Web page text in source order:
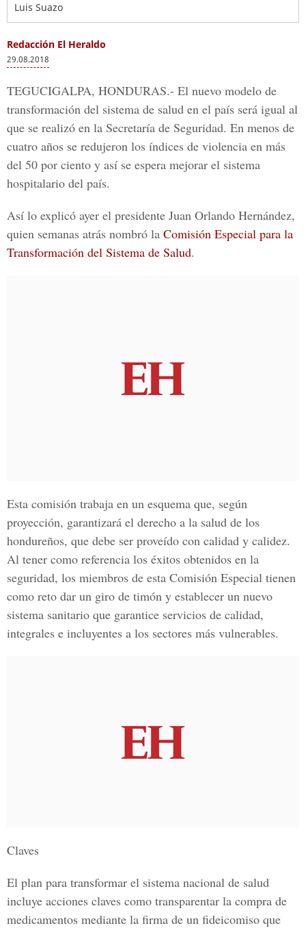
Luis Suazo
Redacción El Heraldo
29.08.2018
TEGUCIGALPA, HONDURAS.- El nuevo modelo de
transformación del sistema de salud en el país será igual al
que se realizó en la Secretaría de Seguridad. En menos de
cuatro años se redujeron los índices de violencia en más
del 50 por ciento y así se espera mejorar el sistema
hospitalario del país.
Así lo explicó ayer el presidente Juan Orlando Hernández,
quien semanas atrás nombró la Comisión Especial para la
Transformación del Sistema de Salud.
Esta comisión trabaja en un esquema que, según
proyección, garantizará el derecho a la salud de los
hondureños, que debe ser proveído con calidad y calidez.
Al tener como referencia los éxitos obtenidos en la
seguridad, los miembros de esta Comisión Especial tienen
como reto dar un giro de timón y establecer un nuevo
sistema sanitario que garantice servicios de calidad,
integrales e incluyentes a los sectores más vulnerables.
Claves
El plan para transformar el sistema nacional de salud
incluye acciones claves como transparentar la compra de
medicamentos mediante la firma de un fideicomiso que